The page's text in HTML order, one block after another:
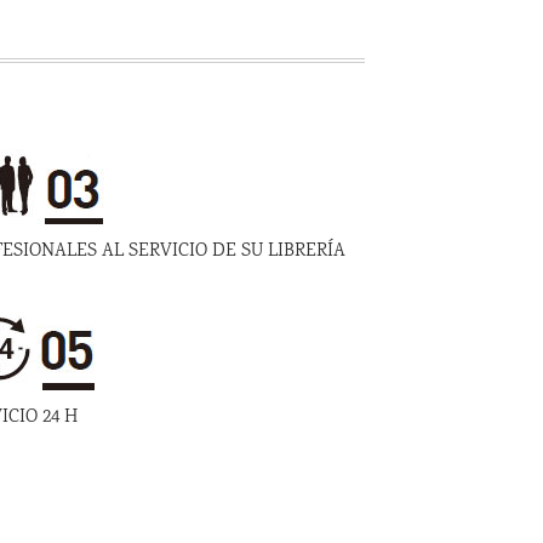
AL SERVICIO DE SU LIBRERÍA
24 H